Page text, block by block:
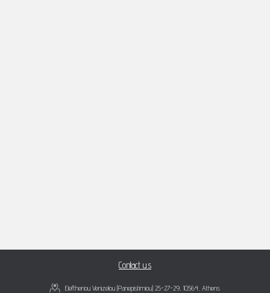
Contact us
Eleftheriou Venizelou (Panepistimiou) 25-27-29, 10564, Athens